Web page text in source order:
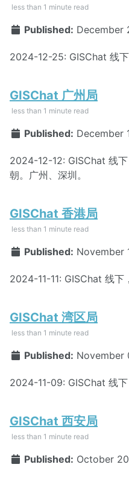
less than 1 minute read
Published: December
2024-12-25: GISChat 线下
GISChat 广州局
less than 1 minute read
Published: December
2024-12-12: GISChat 线
朝。广州、深圳。
GISChat 香港局
less than 1 minute read
Published: November
2024-11-11: GISChat 线下
GISChat 湾区局
less than 1 minute read
Published: November
2024-11-09: GISChat 线下
GISChat 西安局
less than 1 minute read
Published: October